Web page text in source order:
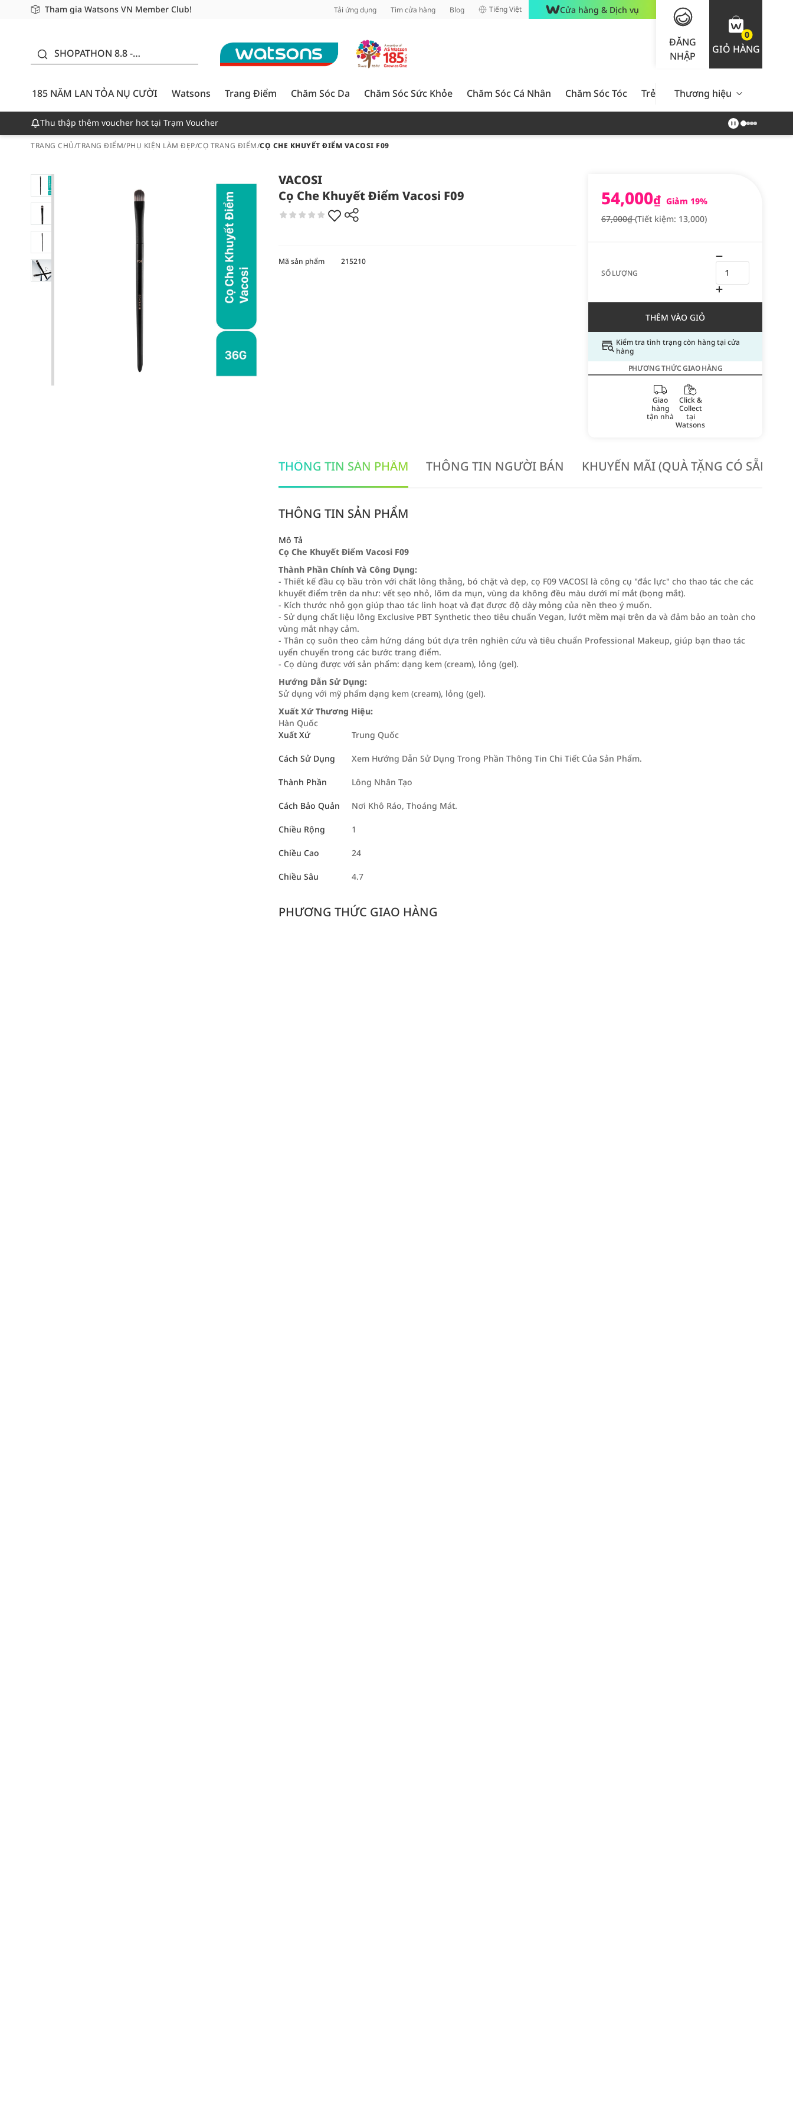
Tham gia Watsons VN Member Club!
Miễn phí giao hàng cho đơn hàng từ 249,000Đ
Giao hàng nhanh 24h - Áp dụng khu vực TP. Hồ Chí Minh Tải ứng dụng Tìm cửa hàng Blog Tiếng Việt Cửa hàng & Dịch vụ
ĐĂNG
NHẬP
0
GIỎ HÀNG
SHOPATHON 8.8 -
CƯỜI - GIẢM ĐẾN
50%
185 NĂM LAN TỎA NỤ CƯỜI
Watsons Trang Điểm Chăm Sóc Da Chăm Sóc Sức Khỏe Chăm Sóc Cá Nhân Chăm Sóc Tóc Trẻ Em Nam Giới Chăm Sóc
Thương hiệu
Thu thập thêm voucher hot tại Trạm Voucher
TRANG CHỦ/TRANG ĐIỂM/PHỤ KIỆN LÀM ĐẸP/CỌ TRANG ĐIỂM/CỌ CHE KHUYẾT ĐIỂM VACOSI F09
VACOSI
Cọ Che Khuyết Điểm Vacosi F09
54,000₫ Giảm 19%
67,000₫(Tiết kiệm: 13,000)
SỐ LƯỢNG
THÊM VÀO GIỎ
Kiểm tra tình trạng còn hàng tại cửa
hàng
PHƯƠNG THỨC GIAO HÀNG
Giao
hàng
tận nhà
Click &
Collect
tại
Watsons
Mã sản phẩm 215210
THÔNG TIN SẢN PHẨM THÔNG TIN NGƯỜI BÁN KHUYẾN MÃI (QUÀ TẶNG CÓ SẴN
THÔNG TIN SẢN PHẨM
Mô Tả
Cọ Che Khuyết Điểm Vacosi F09
Thành Phần Chính Và Công Dụng:
- Thiết kế đầu cọ bầu tròn với chất lông thằng, bó chặt và dẹp, cọ F09 VACOSI là công cụ "đắc lực" cho thao tác che các
khuyết điểm trên da như: vết sẹo nhỏ, lõm da mụn, vùng da không đều màu dưới mí mắt (bọng mắt).
- Kích thước nhỏ gọn giúp thao tác linh hoạt và đạt được độ dày mỏng của nền theo ý muốn.
- Sử dụng chất liệu lông Exclusive PBT Synthetic theo tiêu chuẩn Vegan, lướt mềm mại trên da và đảm bảo an toàn cho
vùng mắt nhạy cảm.
- Thân cọ suôn theo cảm hứng dáng bút dựa trên nghiên cứu và tiêu chuẩn Professional Makeup, giúp bạn thao tác
uyển chuyển trong các bước trang điểm.
- Cọ dùng được với sản phẩm: dạng kem (cream), lỏng (gel).
Hướng Dẫn Sử Dụng:
Sử dụng với mỹ phẩm dạng kem (cream), lỏng (gel).
Xuất Xứ Thương Hiệu:
Hàn Quốc
Xuất Xứ
Trung Quốc
Cách Sử Dụng Xem Hướng Dẫn Sử Dụng Trong Phần Thông Tin Chi Tiết Của Sản Phẩm.
Thành Phần Lông Nhân Tạo
Cách Bảo Quản Nơi Khô Ráo, Thoáng Mát.
Chiều Rộng 1
Chiều Cao 24
Chiều Sâu 4.7
PHƯƠNG THỨC GIAO HÀNG